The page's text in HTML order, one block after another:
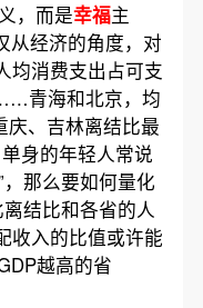
，而是幸福主
从经济的角度，对
均消费支出占可支
青海和北京，均
庆、吉林离结比最
身的年轻人常说
，那么要如何量化
结比和各省的人
收入的比值或许能
越高的省